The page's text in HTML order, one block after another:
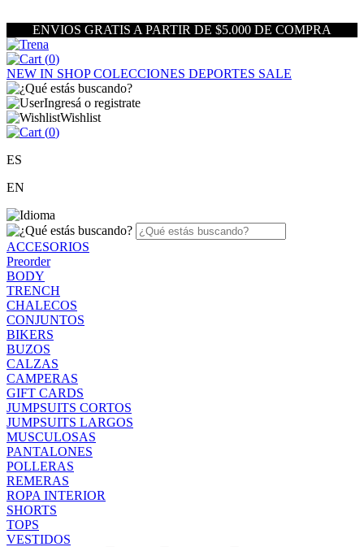
ENVIOS GRATIS A PARTIR DE $5.000 DE COMPRA
(0)
NEW IN SHOPCOLECCIONES DEPORTES SALE
Ingresá o registrate
Wishlist
(0)
ES
EN
ACCESORIOS
Preorder
BODY
TRENCH
CHALECOS
CONJUNTOS
BIKERS
BUZOS
CALZAS
CAMPERAS
GIFT CARDS
JUMPSUITS CORTOS
JUMPSUITS LARGOS
MUSCULOSAS
PANTALONES
POLLERAS
REMERAS
ROPA INTERIOR
SHORTS
TOPS
VESTIDOS